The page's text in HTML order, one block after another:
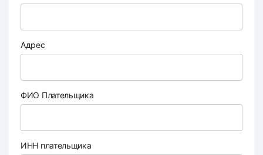
Адрес
ФИО Плательщика
ИНН плательщика